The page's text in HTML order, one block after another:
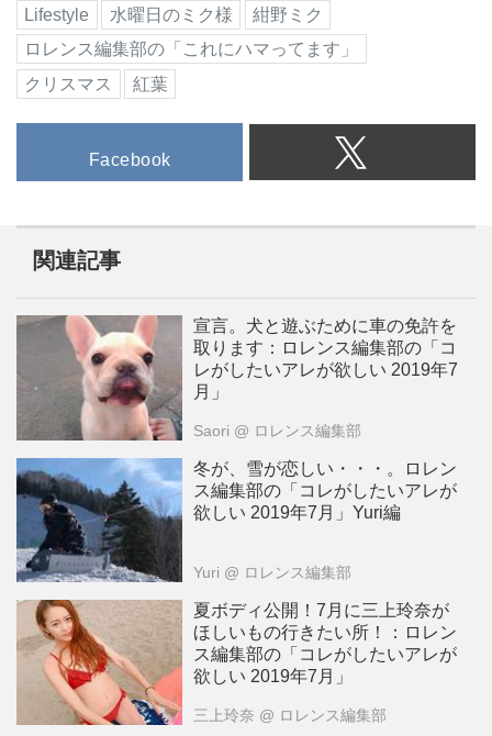
Lifestyle 水曜日のミク様
紺野ミク
ロレンス編集部の「これにハマってます」
クリスマス
紅葉
Facebook
関連記事
宣言。犬と遊ぶために車の免許を
取ります：ロレンス編集部の「コ
レがしたいアレが欲しい 2019年7
月」
Saori @ ロレンス編集部
冬が、雪が恋しい・・・。ロレン
ス編集部の「コレがしたいアレが
欲しい 2019年7月」Yuri編
Yuri @ ロレンス編集部
夏ボディ公開！7月に三上玲奈が
ほしいもの行きたい所！：ロレン
ス編集部の「コレがしたいアレが
欲しい 2019年7月」
三上玲奈 @ ロレンス編集部